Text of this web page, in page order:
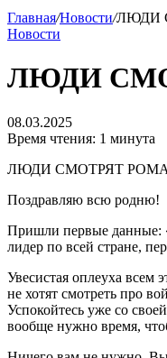
Главная/Новости/ЛЮДИ
Новости
ЛЮДИ
08.03.2025
Время чтения: 1 минута
ЛЮДИ СМОТРЯТ
Поздравляю всю родню!
Пришли первые данные:
лидер по всей стране,
Увесистая оплеуха
не хотят смотреть про
Успокойтесь уже со
вообще нужно время,